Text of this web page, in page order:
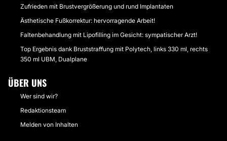
Zufrieden mit Brustvergrößerung und rund Implantaten
Ästhetische Fußkorrektur: hervorragende Arbeit!
Faltenbehandlung mit Lipofilling im Gesicht: sympatischer Arzt!
Top Ergebnis dank Bruststraffung mit Polytech, links 330 ml, rechts
350 ml UBM, Dualplane
ÜBER UNS
Wer sind wir?
Redaktionsteam
Melden von Inhalten